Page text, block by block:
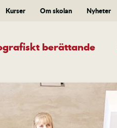
Kurser Om skolan Nyheter
berättande